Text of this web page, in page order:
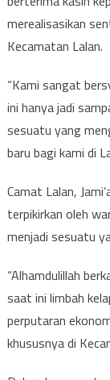
merealisasikan
Kecamatan Lalan.
“Kami sangat
ini hanya jadi
sesuatu yang
baru bagi kami di
Camat Lalan,
terpikirkan oleh
menjadi sesuatu
“Alhamdulillah
saat ini limbah
perputaran
khususnya di